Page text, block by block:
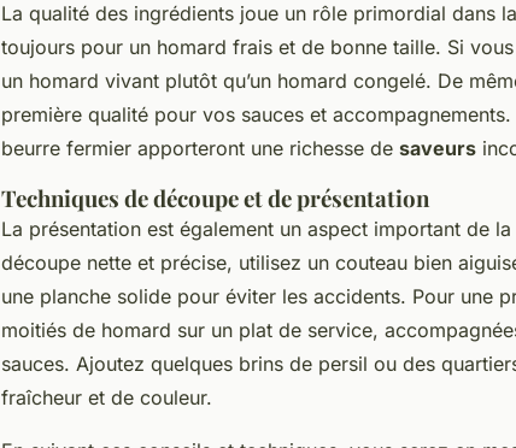
La qualité des ingrédients joue un rôle primordial dans
toujours pour un homard frais et de bonne taille. Si
un homard vivant plutôt qu’un homard congelé. De
première qualité pour vos sauces et accompagnements.
beurre fermier apporteront une richesse de saveurs
Techniques de découpe et de présentation
La présentation est également un aspect important de la
découpe nette et précise, utilisez un couteau bien
une planche solide pour éviter les accidents. Pour une
moitiés de homard sur un plat de service,
sauces. Ajoutez quelques brins de persil ou des
fraîcheur et de couleur.